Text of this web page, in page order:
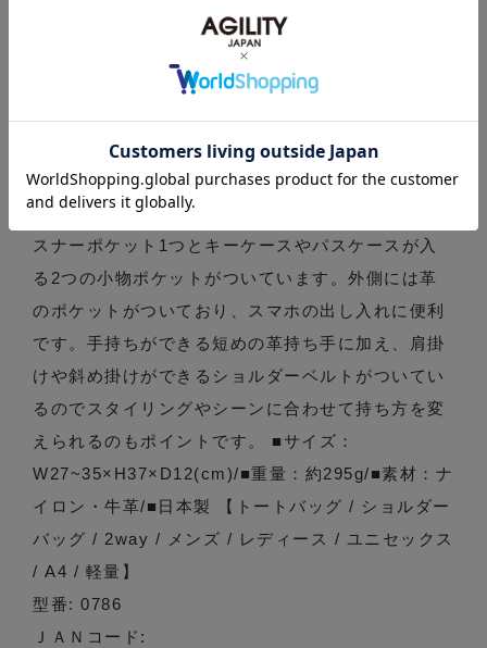
商品説明: 見た目からは想像もつかないほどの軽さ
が特徴の、トート＆ショルダーバッグです。コット
ンライクで肉厚な塩縮ナイロンをベースに、革を組
上げました。本体はA4サイズが縦に収まります。本
体の口は、ホックボタンで留めることができます。
インナー背面側には、長財布や貴重品が収まるファ
スナーポケット1つとキーケースやパスケースが入
る2つの小物ポケットがついています。外側には革
のポケットがついており、スマホの出し入れに便利
です。手持ちができる短めの革持ち手に加え、肩掛
けや斜め掛けができるショルダーベルトがついてい
るのでスタイリングやシーンに合わせて持ち方を変
えられるのもポイントです。 ■サイズ：
W27~35×H37×D12(cm)/■重量：約295g/■素材：ナ
イロン・牛革/■日本製 【トートバッグ / ショルダー
バッグ / 2way / メンズ / レディース / ユニセックス
/ A4 / 軽量】
型番: 0786
ＪＡＮコード: